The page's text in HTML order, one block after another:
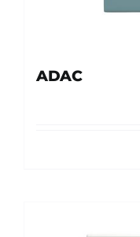
ADAC